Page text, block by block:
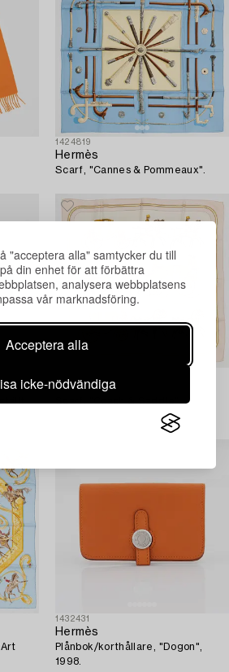
"acceptera alla" samtycker du till
din enhet för att förbättra
analysera webbplatsens
vår marknadsföring.
Acceptera alla
icke-nödvändiga
1424819
Hermès
Scarf, "Cannes & Pommeaux".
Hermès
1432431
Hermès
Plånbok/korthållare, "Dogon",
1998.